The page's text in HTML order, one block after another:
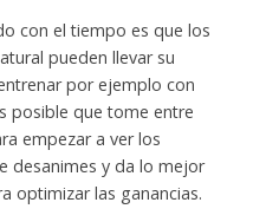
con el tiempo es que los
pueden llevar su
por ejemplo con
posible que tome entre
empezar a ver los
desanimes y da lo mejor
optimizar las ganancias.